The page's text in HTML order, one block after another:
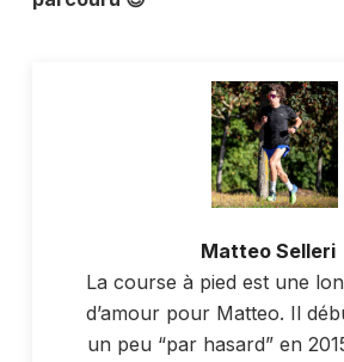
Matteo Selleri
La course à pied est une
d’amour pour Matteo. Il
un peu “par hasard” en